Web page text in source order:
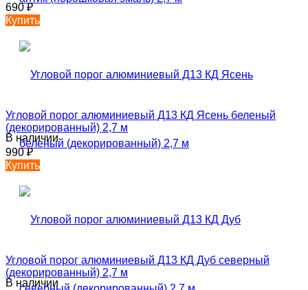
690₽
Купить
Угловой порог алюминиевый Д13 КД Ясень беленый
(декорированный) 2,7 м
В наличии
990₽
Купить
Угловой порог алюминиевый Д13 КД Дуб северный
(декорированный) 2,7 м
В наличии